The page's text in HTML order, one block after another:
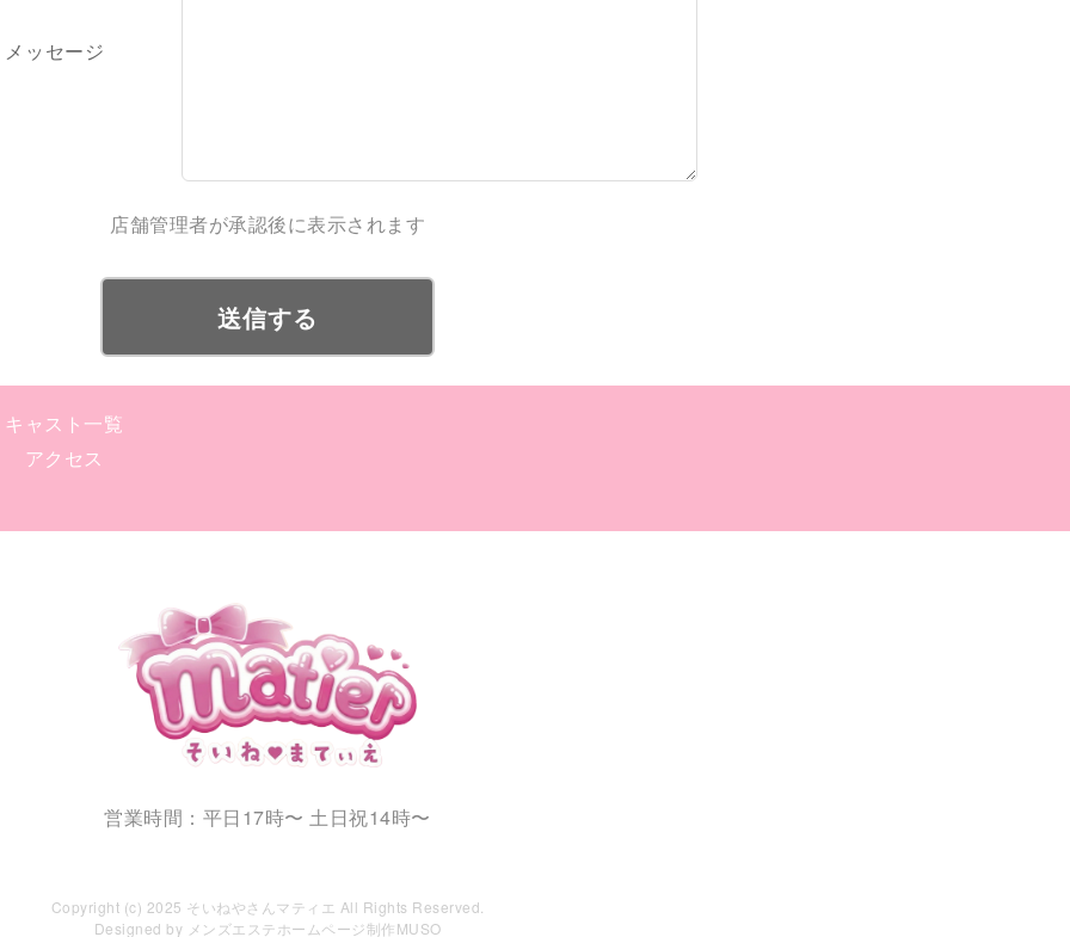
ッセージ
店舗管理者が承認後に表示されます
キャスト一覧
アクセス
営業時間：平日17時〜 土日祝14時〜
Copyright (c) 2025 そいねやさんマティエ All Rights Reserved.
Designed by メンズエステホームページ制作MUSO